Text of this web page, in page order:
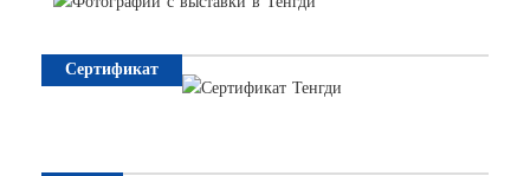
Сертификат